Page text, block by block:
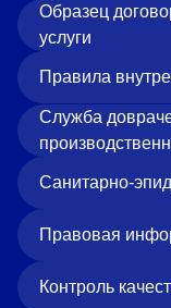
Образец
услуги
Правила
Служба
Санитарно-
Правовая
Контроль